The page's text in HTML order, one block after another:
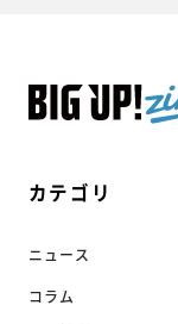
カテゴリ
ニュース
コラム